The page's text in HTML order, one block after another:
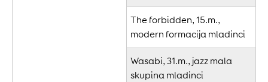
The forbidden, 15.m.,
modern formacija mladinci
Wasabi, 31.m., jazz mala
skupina mladinci